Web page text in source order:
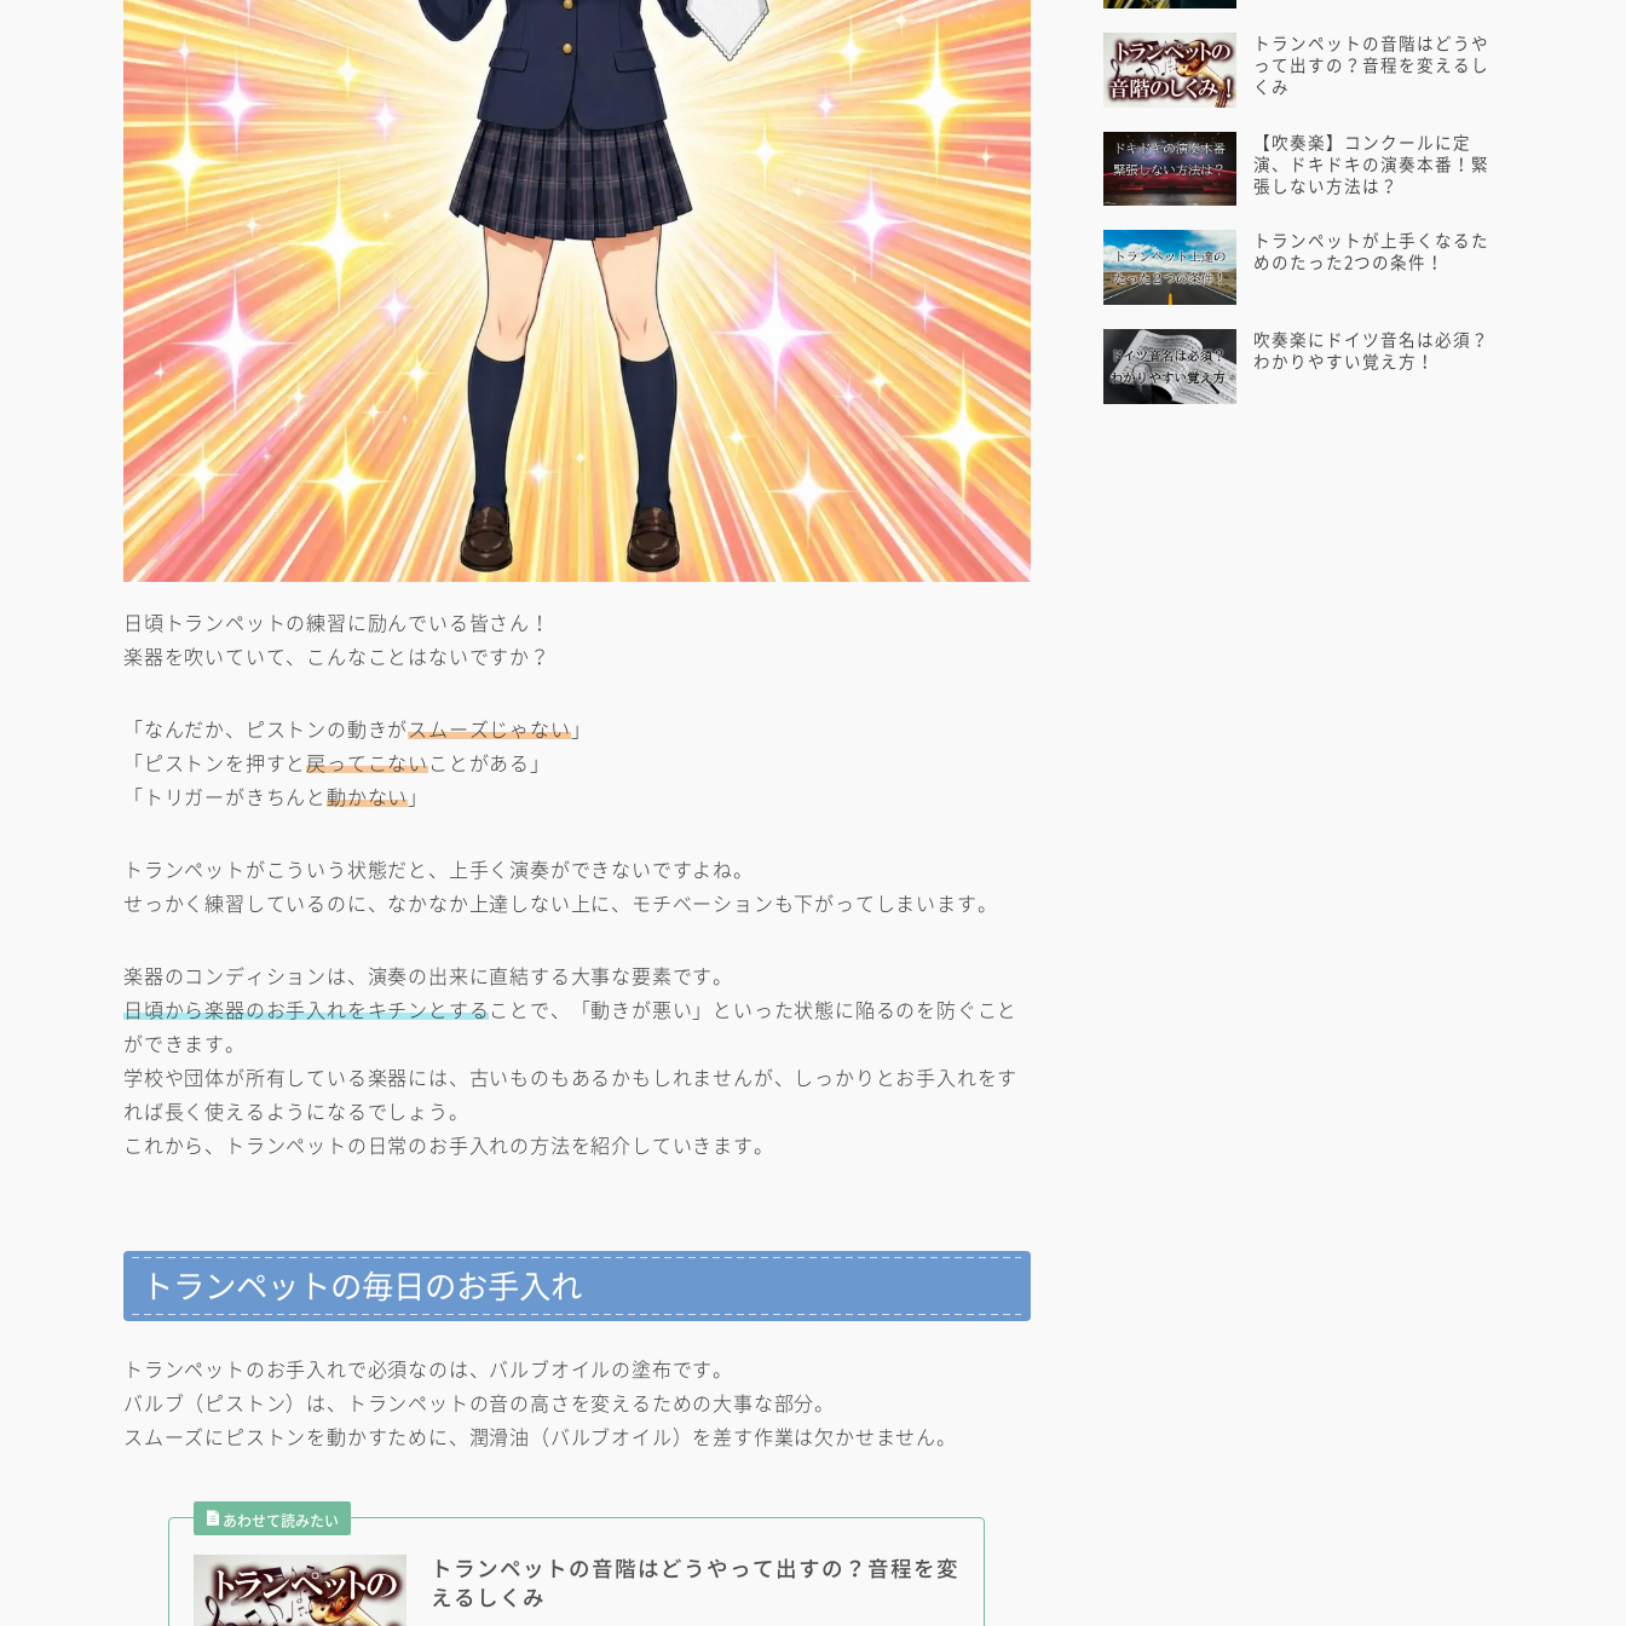
日頃トランペットの練習に励んでいる皆さん！
楽器を吹いていて、こんなことはないですか？
「なんだか、ピストンの動きがスムーズじゃない」
「ピストンを押すと戻ってこないことがある」
「トリガーがきちんと動かない 」
トランペットがこういう状態だと、上手く演奏ができないですよね。
せっかく練習しているのに、なかなか上達しない上に、モチベーションも下がってしまいます。
楽器のコンディションは、演奏の出来に直結する大事な要素です。
日頃から楽器のお手入れをキチンとすることで、「動きが悪い」といった状態に陥るのを防ぐこと
ができます。
学校や団体が所有している楽器には、古いものもあるかもしれませんが、しっかりとお手入れをす
れば長く使えるようになるでしょう。
これから、トランペットの日常のお手入れの方法を紹介していきます。
トランペットの毎日のお手入れ
トランペットのお手入れで必須なのは、バルブオイルの塗布です。
バルブ（ピストン）は、トランペットの音の高さを変えるための大事な部分。
スムーズにピストンを動かすために、潤滑油（バルブオイル）を差す作業は欠かせません。
トランペットの音階はどうやって出すの？音程を変
えるしくみ
トランペットの音階はどうや
って出すの？音程を変えるし
くみ
【吹奏楽】コンクールに定
演、ドキドキの演奏本番！緊
張しない方法は？
トランペットが上手くなるた
めのたった2つの条件！
吹奏楽にドイツ音名は必須？
わかりやすい覚え方！